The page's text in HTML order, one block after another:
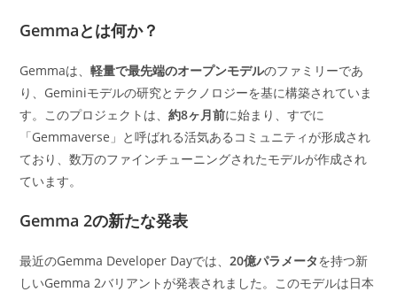
Gemmaとは何か？
Gemmaは、軽量で最先端のオープンモデルのファミリーであ
り、Geminiモデルの研究とテクノロジーを基に構築されていま
す。このプロジェクトは、約8ヶ月前に始まり、すでに
「Gemmaverse」と呼ばれる活気あるコミュニティが形成され
ており、数万のファインチューニングされたモデルが作成され
ています。
Gemma 2の新たな発表
最近のGemma Developer Dayでは、20億パラメータを持つ新
しいGemma 2バリアントが発表されました。このモデルは日本